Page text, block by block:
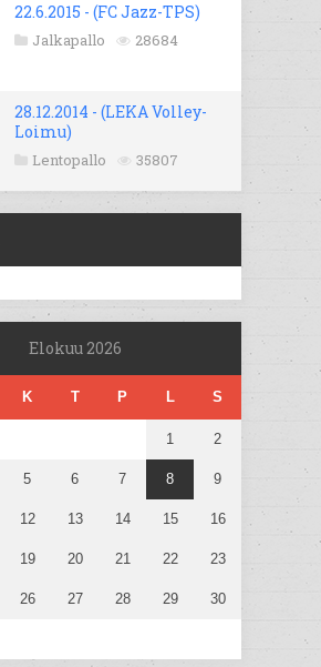
22.6.2015 - (FC Jazz-TPS)
Jalkapallo 28684
28.12.2014 - (LEKA Volley-
Loimu)
Lentopallo 35807
Elokuu 2026
K T P L S
1 2
5 6 7 8 9
12 13 14 15 16
19 20 21 22 23
26 27 28 29 30